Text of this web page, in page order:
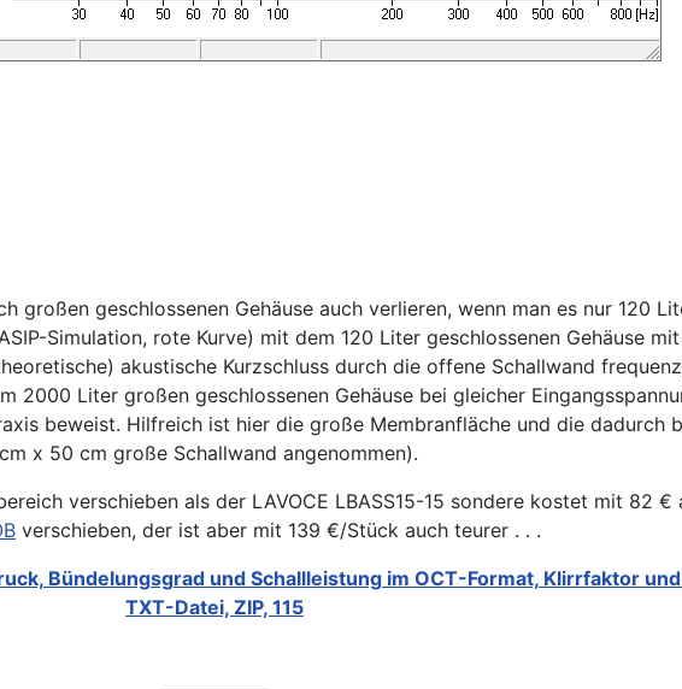
großen geschlossenen Gehäuse auch verlieren, wenn man es nur 120
Simulation, rote Kurve) mit dem 120 Liter geschlossenen Gehäuse
akustische Kurzschluss durch die offene Schallwand
2000 Liter großen geschlossenen Gehäuse bei gleicher
beweist. Hilfreich ist hier die große Membranfläche und die dadurch
x 50 cm große Schallwand angenommen).
verschieben als der LAVOCE LBASS15-15 sondere kostet mit 82
verschieben, der ist aber mit 139 €/Stück auch teurer . . .
Bündelungsgrad und Schallleistung im OCT-Format, Klirrfaktor
TXT-Datei, ZIP, 115